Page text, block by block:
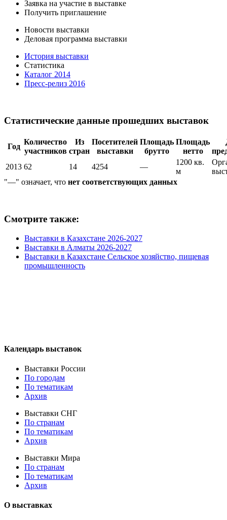
Заявка на участие в выставке
Получить приглашение
Новости выставки
Деловая программа выставки
История выставки
Статистика
Каталог 2014
Пресс-релиз 2016
Статистические данные прошедших выставок
Год
Количество
участников
Из
стран
Посетителей
выставки
Площадь
брутто
Площадь
нетто
2013 62 14 4254 —
1200 кв.
м
"—" означает, что нет соответствующих данных
Смотрите также:
Выставки в Казахстане 2026-2027
Выставки в Алматы 2026-2027
Выставки в Казахстане Сельское хозяйство, пищевая
промышленность
Календарь выставок
Выставки России
По городам
По тематикам
Архив
Выставки СНГ
По странам
По тематикам
Архив
Выставки Мира
По странам
По тематикам
Архив
О выставках